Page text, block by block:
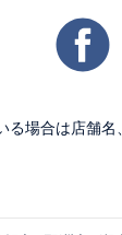
場合は店舗